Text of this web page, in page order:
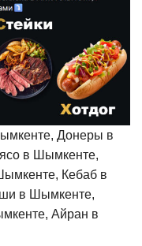
Донеры в
в Шымкенте,
Кебаб в
в Шымкенте,
Айран в